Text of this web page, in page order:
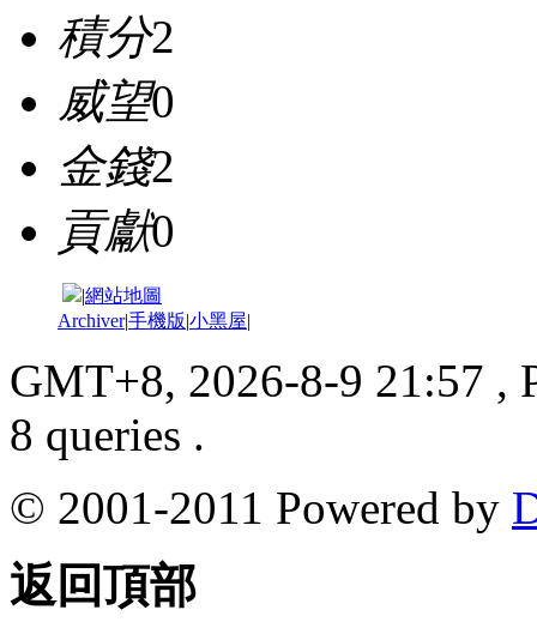
積分2
威望0
金錢2
貢獻0
|網站地圖
Archiver|手機版|小黑屋|
GMT+8, 2026-8-9 21:57 ,
8 queries .
© 2001-2011 Powered by
返回頂部